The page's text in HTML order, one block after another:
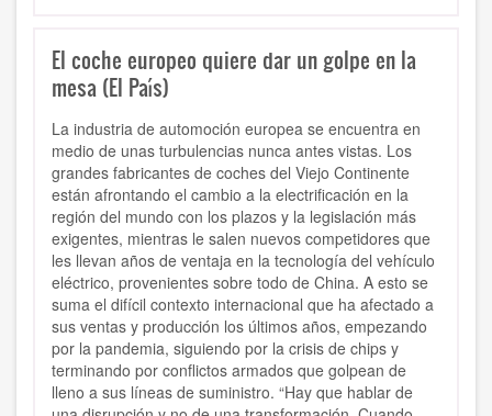
El coche europeo quiere dar un golpe en la
mesa (El País)
La industria de automoción europea se encuentra en
medio de unas turbulencias nunca antes vistas. Los
grandes fabricantes de coches del Viejo Continente
están afrontando el cambio a la electrificación en la
región del mundo con los plazos y la legislación más
exigentes, mientras le salen nuevos competidores que
les llevan años de ventaja en la tecnología del vehículo
eléctrico, provenientes sobre todo de China. A esto se
suma el difícil contexto internacional que ha afectado a
sus ventas y producción los últimos años, empezando
por la pandemia, siguiendo por la crisis de chips y
terminando por conflictos armados que golpean de
lleno a sus líneas de suministro. “Hay que hablar de